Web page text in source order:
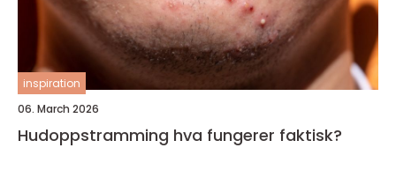
inspiration
06. March 2026
Hudoppstramming hva fungerer faktisk?